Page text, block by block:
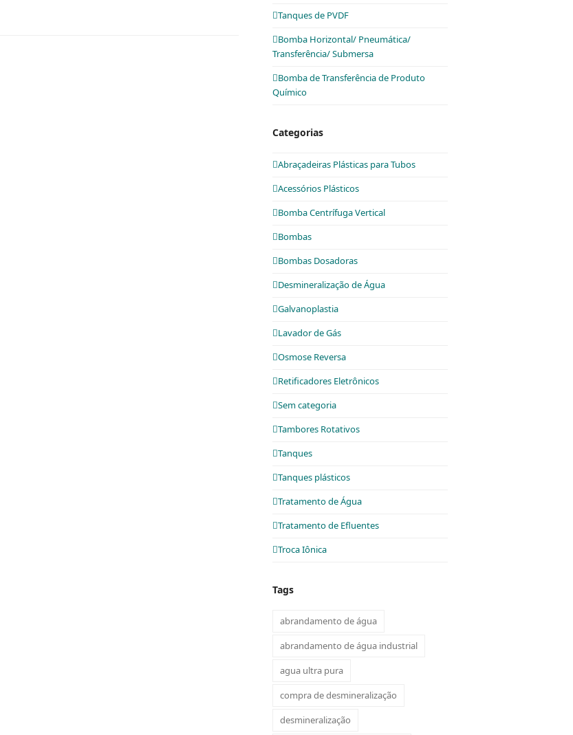
Tanques de PVDF
Bomba Horizontal/ Pneumática/
Transferência/ Submersa
Bomba de Transferência de Produto
Químico
Categorias
Abraçadeiras Plásticas para Tubos
Acessórios Plásticos
Bomba Centrífuga Vertical
Bombas
Bombas Dosadoras
Desmineralização de Água
Galvanoplastia
Lavador de Gás
Osmose Reversa
Retificadores Eletrônicos
Sem categoria
Tambores Rotativos
Tanques
Tanques plásticos
Tratamento de Água
Tratamento de Efluentes
Troca Iônica
Tags
abrandamento de água
abrandamento de água industrial
agua ultra pura
compra de desmineralização
desmineralização